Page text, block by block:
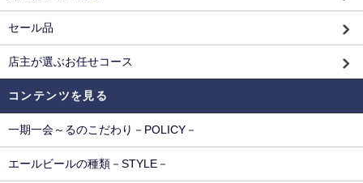
セール品
店主が選ぶお任せコース
コンテンツを見る
一期一会～るのこだわり－POLICY－
エールビールの種類－STYLE－